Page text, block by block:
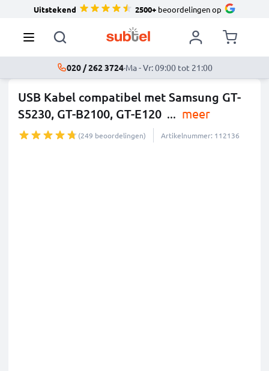
Uitstekend 2500+beoordelingen op
020 / 262 3724·Ma - Vr: 09:00 tot 21:00
USB Kabel compatibel met Samsung GT-
S5230, GT-B2100, GT-E120 ... meer
(249 beoordelingen) Artikelnummer: 112136